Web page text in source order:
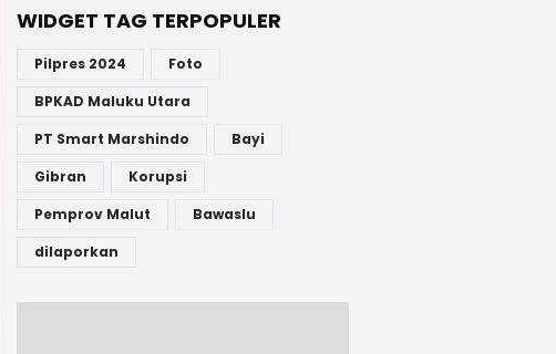
WIDGET TAG TERPOPULER
Pilpres 2024
Foto
BPKAD Maluku Utara
PT Smart Marshindo
Bayi
Gibran
Korupsi
Pemprov Malut
Bawaslu
dilaporkan